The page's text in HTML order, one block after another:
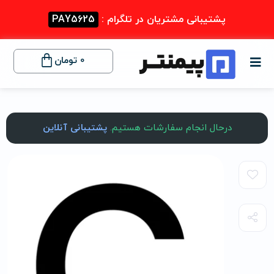
پشتیبانی مشتریان در تلگرام : PAY5625
0 تومان
درحال انجام سفارشات هستیم.پشتیبانی آنلاین